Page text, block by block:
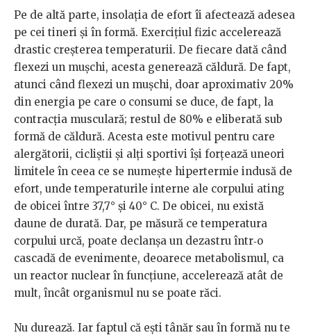
Pe de altă parte, insolaţia de efort îi afectează adesea
pe cei tineri şi în formă. Exerciţiul fizic accelerează
drastic creşterea temperaturii. De fiecare dată când
flexezi un muşchi, acesta generează căldură. De fapt,
atunci când flexezi un muşchi, doar aproximativ 20%
din energia pe care o consumi se duce, de fapt, la
contracţia musculară; restul de 80% e eliberată sub
formă de căldură. Acesta este motivul pentru care
alergătorii, cicliştii şi alţi sportivi îşi forţează uneori
limitele în ceea ce se numeşte hipertermie indusă de
efort, unde temperaturile interne ale corpului ating
de obicei între 37,7° şi 40° C. De obicei, nu există
daune de durată. Dar, pe măsură ce temperatura
corpului urcă, poate declanşa un dezastru într‐o
cascadă de evenimente, deoarece metabolismul, ca
un reactor nuclear în funcţiune, accelerează atât de
mult, încât organismul nu se poate răci.
Nu durează. Iar faptul că eşti tânăr sau în formă nu te